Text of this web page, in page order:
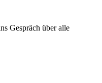
Gespräch über alle